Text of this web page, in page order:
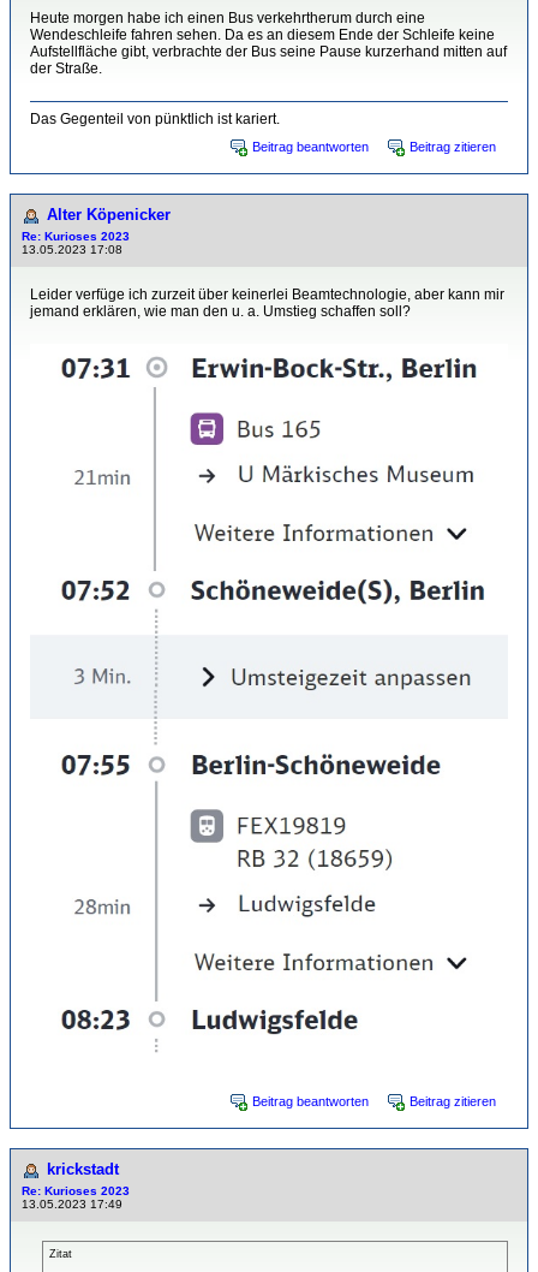
Heute morgen habe ich einen Bus verkehrtherum durch eine
Wendeschleife fahren sehen. Da es an diesem Ende der Schleife keine
Aufstellfläche gibt, verbrachte der Bus seine Pause kurzerhand mitten auf
der Straße.
Das Gegenteil von pünktlich ist kariert.
Beitrag beantworten Beitrag zitieren
Alter Köpenicker
Re: Kurioses 2023
13.05.2023 17:08
Leider verfüge ich zurzeit über keinerlei Beamtechnologie, aber kann mir
jemand erklären, wie man den u. a. Umstieg schaffen soll?
Beitrag beantworten Beitrag zitieren
krickstadt
Re: Kurioses 2023
13.05.2023 17:49
Zitat